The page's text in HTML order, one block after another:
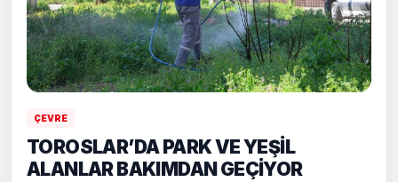
ÇEVRE
TOROSLAR’DA PARK VE YEŞİL
ALANLAR BAKIMDAN GEÇİYOR